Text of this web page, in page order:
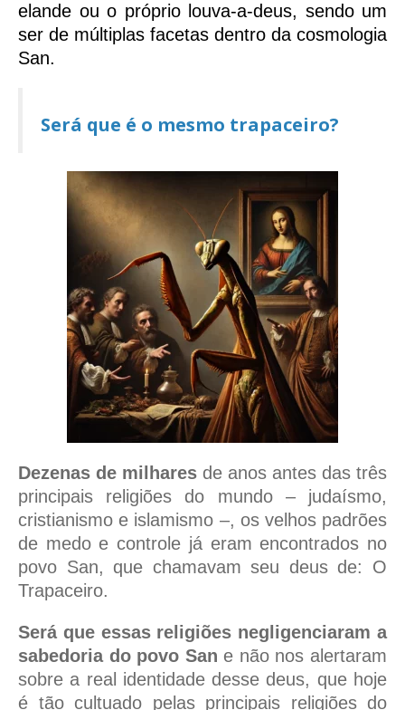
elande ou o próprio louva-a-deus, sendo um
ser de múltiplas facetas dentro da cosmologia
San.
Será que é o mesmo trapaceiro?
Dezenas de milhares de anos antes das três
principais religiões do mundo – judaísmo,
cristianismo e islamismo –, os velhos padrões
de medo e controle já eram encontrados no
povo San, que chamavam seu deus de: O
Trapaceiro.
Será que essas religiões negligenciaram a
sabedoria do povo San e não nos alertaram
sobre a real identidade desse deus, que hoje
é tão cultuado pelas principais religiões do